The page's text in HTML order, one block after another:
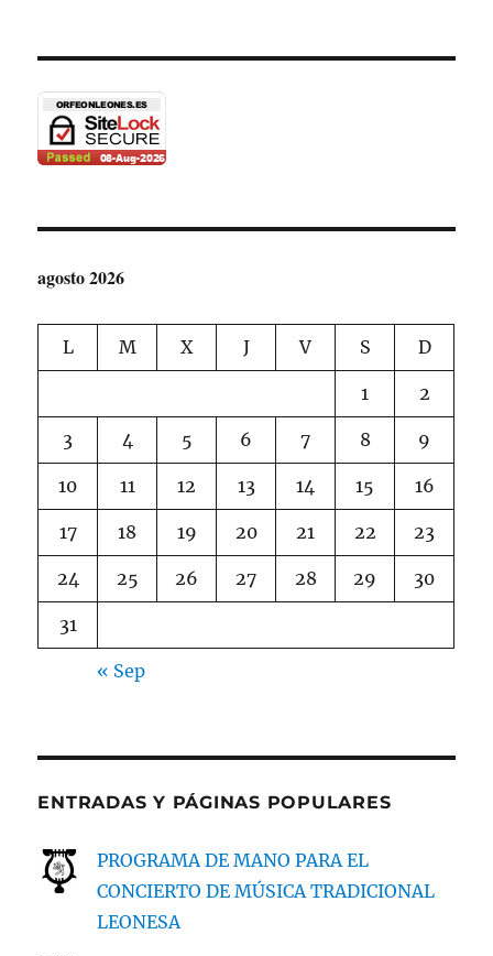
EL
agosto 2026
L M X J V S D
1 2
3 4 5 6 7 8 9
10 11 12 13 14 15 16
17 18 19 20 21 22 23
24 25 26 27 28 29 30
31
« Sep
ENTRADAS Y PÁGINAS POPULARES
PROGRAMA DE MANO PARA EL
CONCIERTO DE MÚSICA TRADICIONAL
LEONESA